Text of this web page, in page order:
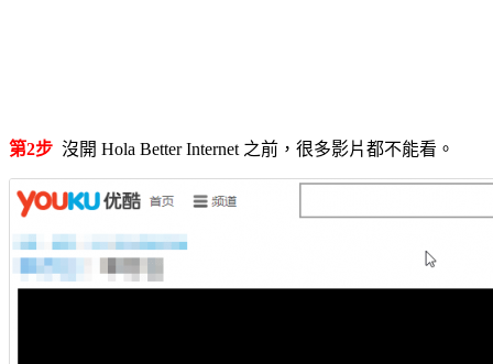
第2步 沒開 Hola Better Internet 之前，很多影片都不能看。